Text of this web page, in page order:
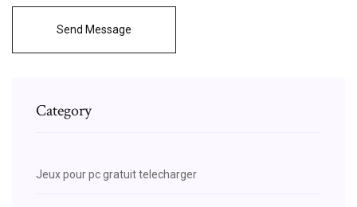
Send Message
Category
Jeux pour pc gratuit telecharger